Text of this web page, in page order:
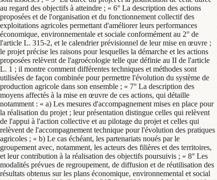
au regard des objectifs à atteindre ; « 6° La description des actions
proposées et de l'organisation et du fonctionnement collectif des
exploitations agricoles permettant d'améliorer leurs performances
économique, environnementale et sociale conformément au 2° de
l'article L. 315-2, et le calendrier prévisionnel de leur mise en œuvre ;
le projet précise les raisons pour lesquelles la démarche et les actions
proposées relèvent de l'agroécologie telle que définie au II de l'article
L. 1 ; il montre comment différentes techniques et méthodes sont
utilisées de façon combinée pour permettre l'évolution du système de
production agricole dans son ensemble ; « 7° La description des
moyens affectés à la mise en œuvre de ces actions, qui détaille
notamment : « a) Les mesures d'accompagnement mises en place pour
la réalisation du projet ; leur présentation distingue celles qui relèvent
de l'appui à l'action collective et au pilotage du projet et celles qui
relèvent de l'accompagnement technique pour l'évolution des pratiques
agricoles ; « b) Le cas échéant, les partenariats noués par le
groupement avec, notamment, les acteurs des filières et des territoires,
et leur contribution à la réalisation des objectifs poursuivis ; « 8° Les
modalités prévues de regroupement, de diffusion et de réutilisation des
résultats obtenus sur les plans économique, environnemental et social